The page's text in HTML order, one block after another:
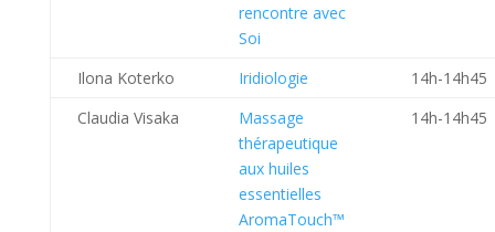
rencontre avec
Soi
Ilona Koterko Iridiologie
14h-14h45
Claudia Visaka
Massage
thérapeutique
aux huiles
essentielles
AromaTouch™
14h-14h45